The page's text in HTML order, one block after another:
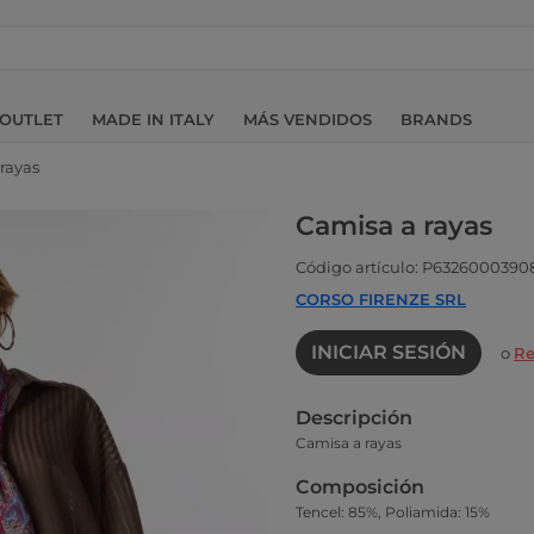
OUTLET MADE IN ITALY MÁS VENDIDOS BRANDS
Camisa a rayas
Código artículo:
CORSO FIRENZE SRL
INICIAR SESIÓN o
Descripción
Camisa a rayas
Composición
Tencel: 85%, Poliamida: 15%